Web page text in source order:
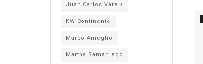
Juan Carlos Varela
KW Continente
Marco Ameglio
Martha Samaniego